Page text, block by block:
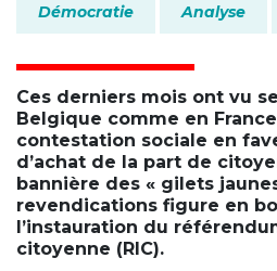
Démocratie Analyse
Ces derniers mois ont vu
Belgique comme en
contestation sociale en
d’achat de la part de
bannière des « gilets
revendications figure en
l’instauration du
citoyenne (RIC).